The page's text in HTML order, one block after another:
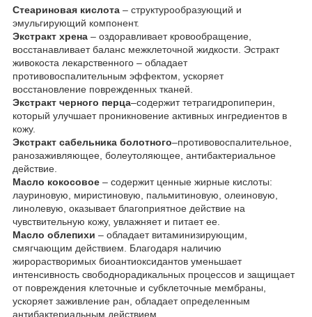
Стеариновая кислота – структурообразующий и
эмульгирующий компонент.
Экстракт хрена – оздоравливает кровообращение,
восстанавливает баланс межклеточной жидкости. Эстракт
живокоста лекарственного – обладает
противовоспалительным эффектом, ускоряет
восстановление поврежденных тканей.
Экстракт черного перца–содержит тетрагидропиперин,
который улучшает проникновение активных ингредиентов в
кожу.
Экстракт сабельника болотного–противовоспалительное,
ранозаживляющее, болеутоляющее, антибактериальное
действие.
Масло кокосовое – содержит ценные жирные кислоты:
лауриновую, миристиновую, пальмитиновую, олеиновую,
линолевую, оказывает благоприятное действие на
чувствительную кожу, увлажняет и питает ее.
Масло облепихи – обладает витаминизирующим,
смягчающим действием. Благодаря наличию
жирорастворимых биоантиоксидантов уменьшает
интенсивность свободнорадикальных процессов и защищает
от повреждения клеточные и субклеточные мембраны,
ускоряет заживление ран, обладает определенным
антибактериальным действием.